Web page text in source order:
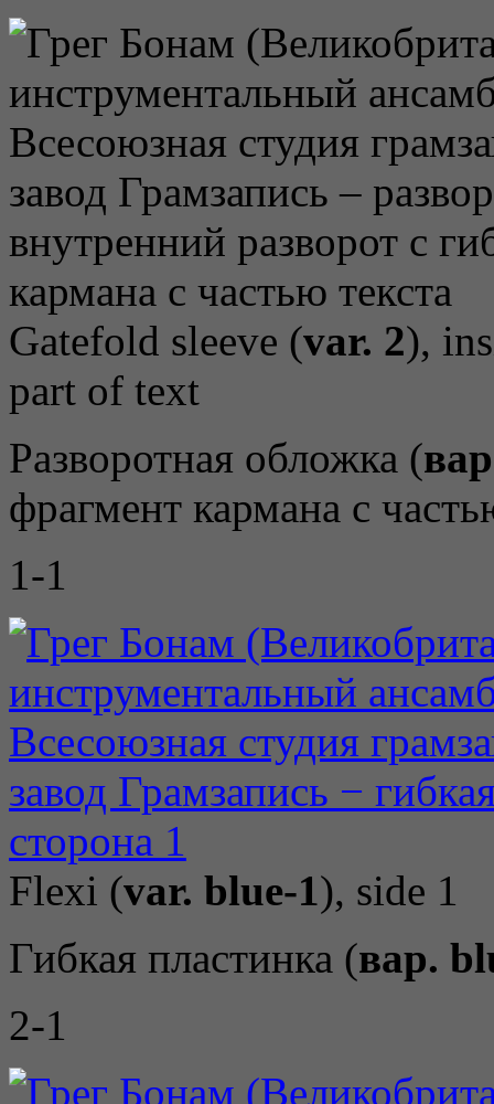
Gatefold sleeve (var. 2),
part of text
Разворотная обложка (
фрагмент кармана с
1-1
Flexi (var. blue-1), side 1
Гибкая пластинка (вар.
2-1